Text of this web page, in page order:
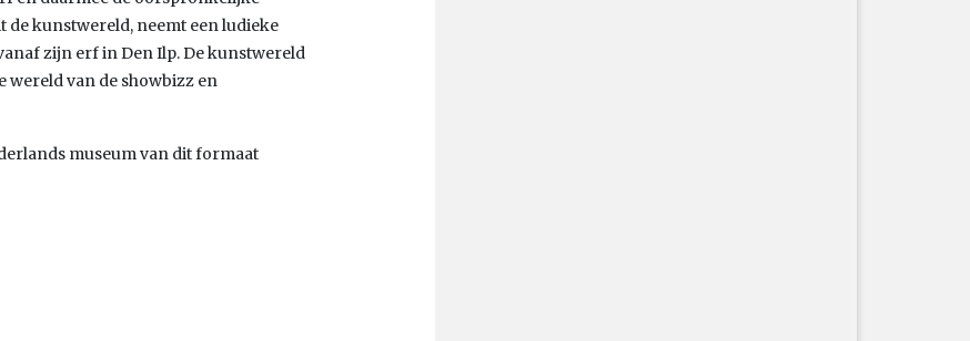
kunstwereld, neemt een ludieke
zijn erf in Den Ilp. De kunstwereld
wereld van de showbizz en
museum van dit formaat